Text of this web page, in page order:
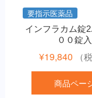
要指示医薬品
インフラカム錠
００錠入
¥19,840 （
商品ペー